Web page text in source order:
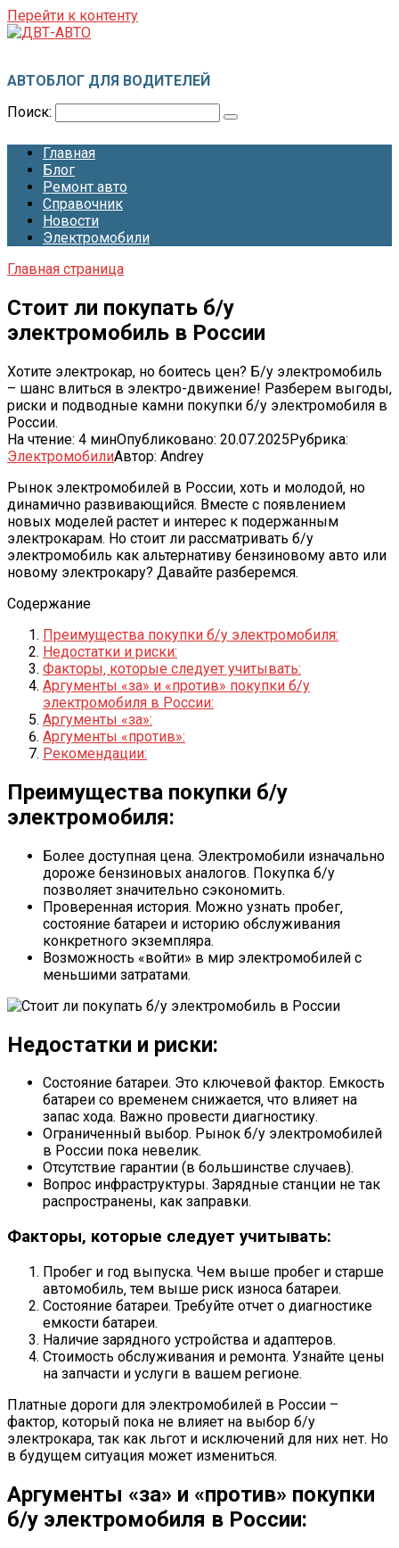
Перейти к контенту
АВТОБЛОГ ДЛЯ ВОДИТЕЛЕЙ
Поиск:
Главная
Блог
Ремонт авто
Справочник
Новости
Электромобили
Главная страница
Стоит ли покупать б/у
электромобиль в России
Хотите электрокар, но боитесь цен? Б/у электромобиль
– шанс влиться в электро-движение! Разберем выгоды,
риски и подводные камни покупки б/у электромобиля в
России.
На чтение: 4 минОпубликовано: 20.07.2025Рубрика:
ЭлектромобилиАвтор: Andrey
Рынок электромобилей в России‚ хоть и молодой‚ но
динамично развивающийся. Вместе с появлением
новых моделей растет и интерес к подержанным
электрокарам. Но стоит ли рассматривать б/у
электромобиль как альтернативу бензиновому авто или
новому электрокару? Давайте разберемся.
Содержание
Преимущества покупки б/у электромобиля:
Недостатки и риски:
Факторы‚ которые следует учитывать:
Аргументы «за» и «против» покупки б/у
электромобиля в России:
Аргументы «за»:
Аргументы «против»:
Рекомендации:
Преимущества покупки б/у
электромобиля:
Более доступная цена. Электромобили изначально
дороже бензиновых аналогов. Покупка б/у
позволяет значительно сэкономить.
Проверенная история. Можно узнать пробег‚
состояние батареи и историю обслуживания
конкретного экземпляра.
Возможность «войти» в мир электромобилей с
меньшими затратами.
Недостатки и риски:
Состояние батареи. Это ключевой фактор. Емкость
батареи со временем снижается‚ что влияет на
запас хода. Важно провести диагностику.
Ограниченный выбор. Рынок б/у электромобилей
в России пока невелик.
Отсутствие гарантии (в большинстве случаев).
Вопрос инфраструктуры. Зарядные станции не так
распространены‚ как заправки.
Факторы‚ которые следует учитывать:
Пробег и год выпуска. Чем выше пробег и старше
автомобиль‚ тем выше риск износа батареи.
Состояние батареи. Требуйте отчет о диагностике
емкости батареи.
Наличие зарядного устройства и адаптеров.
Стоимость обслуживания и ремонта. Узнайте цены
на запчасти и услуги в вашем регионе.
Платные дороги для электромобилей в России –
фактор‚ который пока не влияет на выбор б/у
электрокара‚ так как льгот и исключений для них нет. Но
в будущем ситуация может измениться.
Аргументы «за» и «против» покупки
б/у электромобиля в России: